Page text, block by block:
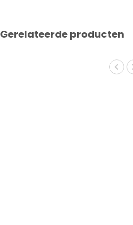
Gerelateerde producten